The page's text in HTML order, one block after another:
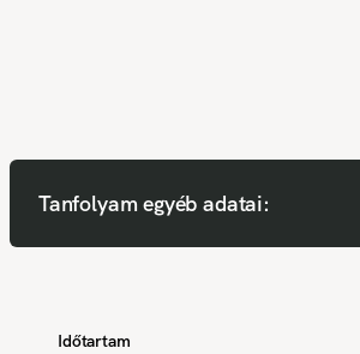
Tanfolyam egyéb adatai:
Időtartam